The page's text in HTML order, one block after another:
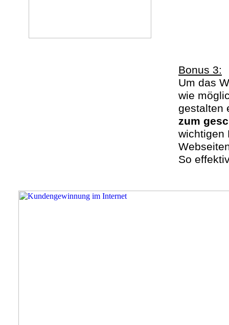
Bonus 3:
Um das
wie
gestalten
zum
wichtigen
So